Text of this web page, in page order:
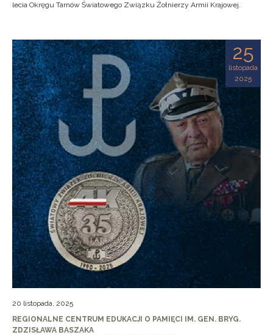
lecia Okręgu Tarnów Światowego Związku Żołnierzy Armii Krajowej.
25
listopada
2025
20 listopada, 2025
REGIONALNE CENTRUM EDUKACJI O PAMIĘCI IM. GEN. BRYG.
ZDZISŁAWA BASZAKA